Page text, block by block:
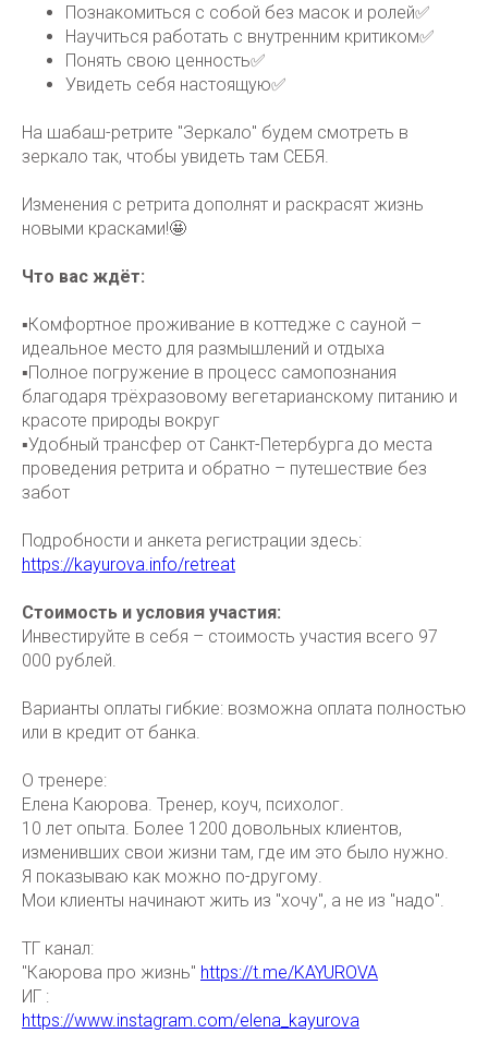
Познакомиться с собой без масок и ролей✅
Научиться работать с внутренним критиком✅
Понять свою ценность✅
Увидеть себя настоящую✅
На шабаш-ретрите "Зеркало" будем смотреть в
зеркало так, чтобы увидеть там СЕБЯ.
Изменения с ретрита дополнят и раскрасят жизнь
новыми красками!🤩
Что вас ждёт:
▪️Комфортное проживание в коттедже с сауной –
идеальное место для размышлений и отдыха
▪️Полное погружение в процесс самопознания
благодаря трёхразовому вегетарианскому питанию и
красоте природы вокруг
▪️Удобный трансфер от Санкт-Петербурга до места
проведения ретрита и обратно – путешествие без
забот
Подробности и анкета регистрации здесь:
https://kayurova.info/retreat
Стоимость и условия участия:
Инвестируйте в себя – стоимость участия всего 97
000 рублей.
Варианты оплаты гибкие: возможна оплата полностью
или в кредит от банка.
О тренере:
Елена Каюрова. Тренер, коуч, психолог.
10 лет опыта. Более 1200 довольных клиентов,
изменивших свои жизни там, где им это было нужно.
Я показываю как можно по-другому.
Мои клиенты начинают жить из "хочу", а не из "надо".
ТГ канал:
"Каюрова про жизнь" https://t.me/KAYUROVA
ИГ :
https://www.instagram.com/elena_kayurova